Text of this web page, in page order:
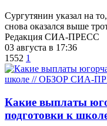
Сургутянин указал на
снова оказался выше
Редакция СИА-ПРЕСС
03 августа в 17:36
1552 1
Какие выплаты
подготовки к